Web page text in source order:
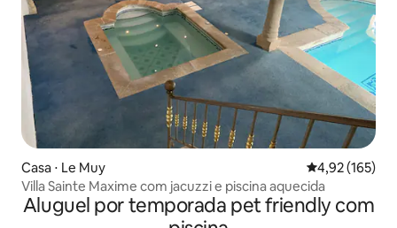
Casa ⋅ Le Muy 4,92 de uma
4,92 (165)
Villa Sainte Maxime com jacuzzi e piscina aquecida
Aluguel por temporada pet friendly com